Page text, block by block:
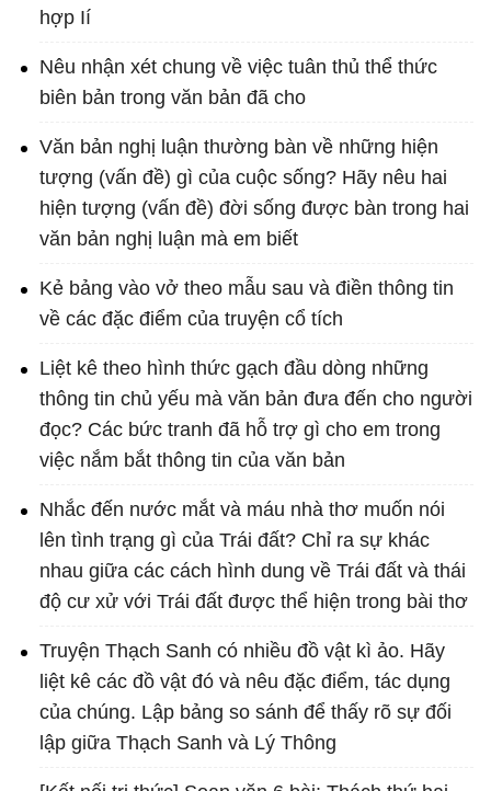
hợp Ií
Nêu nhận xét chung về việc tuân thủ thể thức
biên bản trong văn bản đã cho
Văn bản nghị luận thường bàn về những hiện
tượng (vấn đề) gì của cuộc sống? Hãy nêu hai
hiện tượng (vấn đề) đời sống được bàn trong hai
văn bản nghị luận mà em biết
Kẻ bảng vào vở theo mẫu sau và điền thông tin
về các đặc điểm của truyện cổ tích
Liệt kê theo hình thức gạch đầu dòng những
thông tin chủ yếu mà văn bản đưa đến cho người
đọc? Các bức tranh đã hỗ trợ gì cho em trong
việc nắm bắt thông tin của văn bản
Nhắc đến nước mắt và máu nhà thơ muốn nói
lên tình trạng gì của Trái đất? Chỉ ra sự khác
nhau giữa các cách hình dung về Trái đất và thái
độ cư xử với Trái đất được thể hiện trong bài thơ
Truyện Thạch Sanh có nhiều đồ vật kì ảo. Hãy
liệt kê các đồ vật đó và nêu đặc điểm, tác dụng
của chúng. Lập bảng so sánh để thấy rõ sự đối
lập giữa Thạch Sanh và Lý Thông